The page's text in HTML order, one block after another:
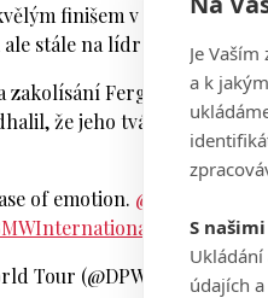
Je
a k
S
údajích
finišem v podobě
stále na lídra ztrácel dvě
zakolísání Fergusona, ale
že jeho tvář hráče
of emotion. @EwboF
Tour (@DPWorldTour)